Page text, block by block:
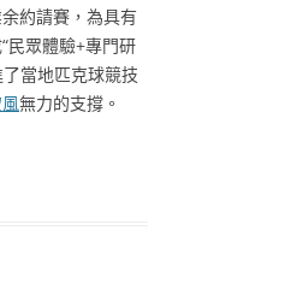
約請賽，為具有
民眾體驗+專門研
當地匹克球競技
無力的支撐。